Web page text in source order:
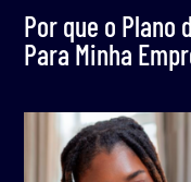
Por que o Plano
Para Minha